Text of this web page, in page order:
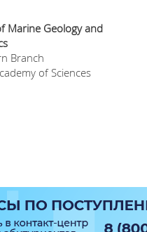
Marine Geology and
Branch
of Sciences